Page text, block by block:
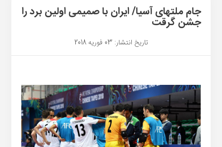
جام ملتهای آسیا/ ایران با صمیمی اولین برد را
جشن گرقت
تاریخ انتشار: 03 فوریه 2018